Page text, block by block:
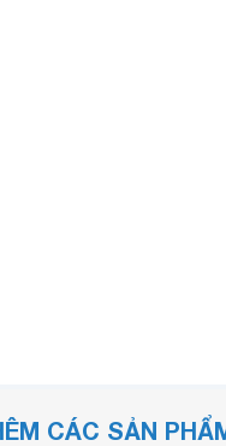
CÁC SẢN